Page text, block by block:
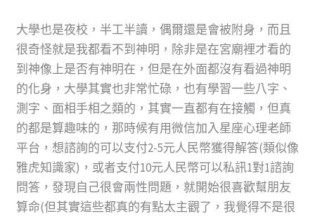
大學也是夜校，半工半讀，偶爾還是會被附身，而且
很奇怪就是我都看不到神明，除非是在宮廟裡才看的
到神像上是否有神明在，但是在外面都沒有看過神明
的化身，大學其實也非常忙碌，也有學習一些八字、
測字、面相手相之類的，其實一直都有在接觸，但真
的都是算趣味的，那時候有用微信加入星座心理老師
平台，想諮詢的可以支付2-5元人民幣獲得解答(類似像
雅虎知識家)，或者支付10元人民幣可以私訊1對1諮詢
問答，發現自己很會兩性問題，就開始很喜歡幫朋友
算命(但其實這些都真的有點太主觀了，我覺得不是很